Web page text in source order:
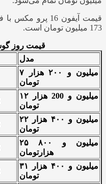
173 میلیون تومان است.
قیمت روز
مدل
۷ میلیون و ۲۰۰ هزار
تومان
۱۲ میلیون و 200 هزار
تومان
۲۲ میلیون و ۴۰۰ هزار
تومان
۲۵ میلیون و ۸۰۰
هزارتومان
۳۱ میلیون و ۴۰۰ هزار
تومان